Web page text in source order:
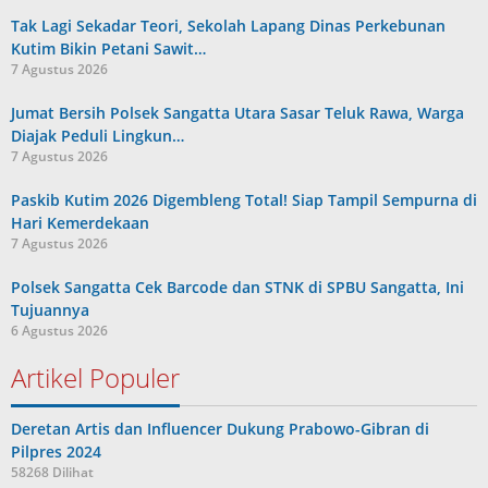
Tak Lagi Sekadar Teori, Sekolah Lapang Dinas Perkebunan
Kutim Bikin Petani Sawit…
7 Agustus 2026
Jumat Bersih Polsek Sangatta Utara Sasar Teluk Rawa, Warga
Diajak Peduli Lingkun…
7 Agustus 2026
Paskib Kutim 2026 Digembleng Total! Siap Tampil Sempurna di
Hari Kemerdekaan
7 Agustus 2026
Polsek Sangatta Cek Barcode dan STNK di SPBU Sangatta, Ini
Tujuannya
6 Agustus 2026
Artikel Populer
Deretan Artis dan Influencer Dukung Prabowo-Gibran di
Pilpres 2024
58268 Dilihat